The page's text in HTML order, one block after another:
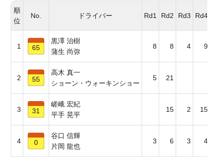
順
位
No. ドライバー Rd1 Rd2 Rd3 Rd4
1 65
黒澤 治樹
蒲生 尚弥
8 8 4 9
2 55
高木 真一
ショーン・ウォーキンショー
5 21
3 31
嵯峨 宏紀
平手 晃平
15 2 15
4 0
谷口 信輝
片岡 龍也
3 6 3 4